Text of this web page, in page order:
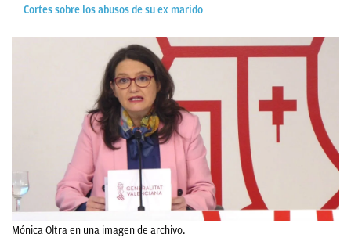
Cortes sobre los abusos de su ex marido
Mónica Oltra en una imagen de archivo.